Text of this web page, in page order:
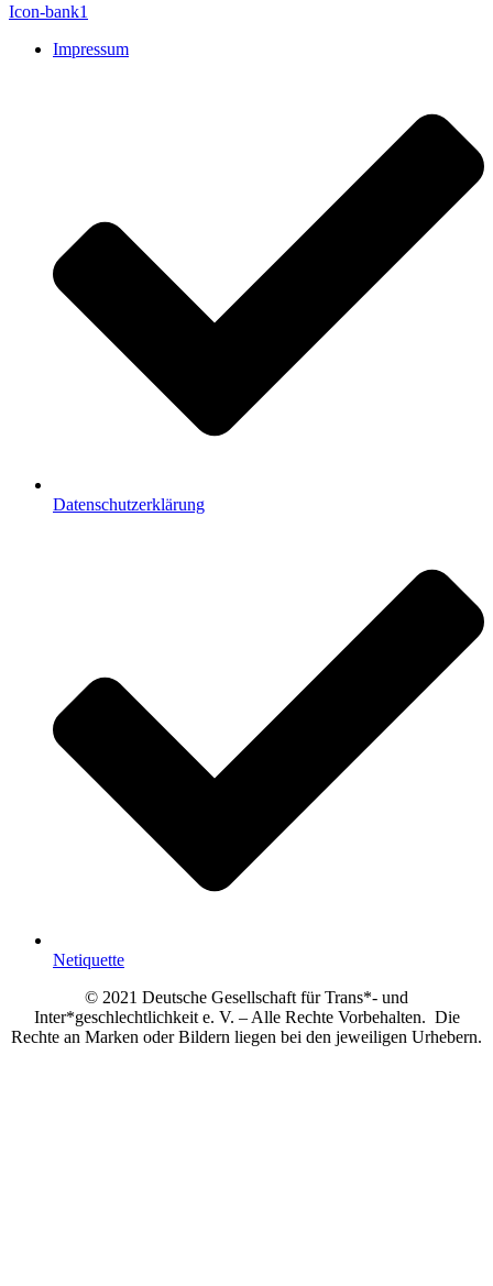
Icon-bank1
Impressum
Datenschutzerklärung
Netiquette
© 2021 Deutsche Gesellschaft für Trans*- und
Inter*geschlechtlichkeit e. V. – Alle Rechte Vorbehalten. Die
Rechte an Marken oder Bildern liegen bei den jeweiligen Urhebern.